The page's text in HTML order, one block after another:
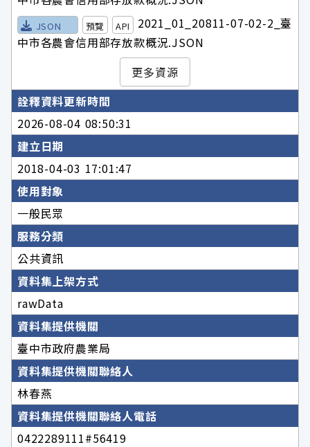
JSON 預覽 API
2021_01_20811-07-02-2_臺
中市各農會信用部存放款概況.JSON
更多資源
詮釋資料更新時間
2026-08-04 08:50:31
建立日期
2018-04-03 17:01:47
使用對象
一般民眾
服務分類
公共資訊
資料集上架方式
rawData
資料集提供機關
臺中市政府農業局
資料集提供機關聯絡人
林春燕
資料集提供機關聯絡人電話
0422289111#56419